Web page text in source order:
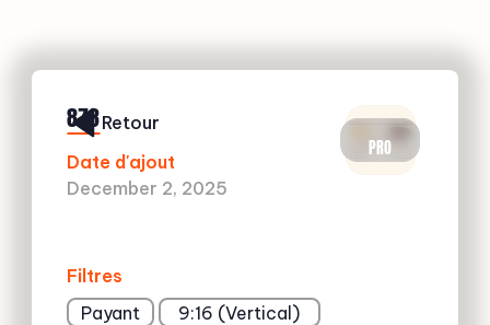
873
Date d'ajout
December 2, 2025
Filtres
Payant
9:16 (Vertical)
PRO
Retour